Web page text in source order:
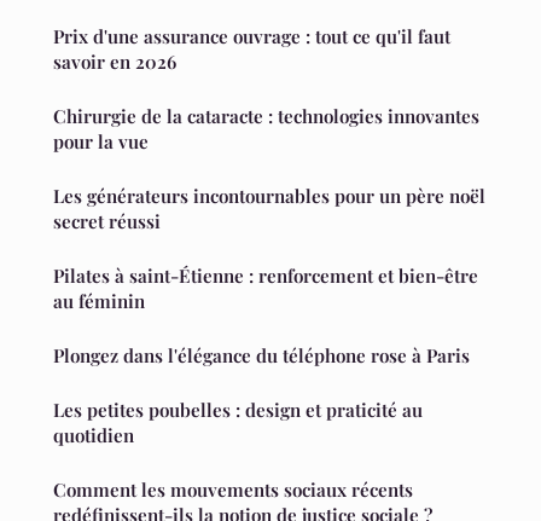
Prix d'une assurance ouvrage : tout ce qu'il faut
savoir en 2026
Chirurgie de la cataracte : technologies innovantes
pour la vue
Les générateurs incontournables pour un père noël
secret réussi
Pilates à saint-Étienne : renforcement et bien-être
au féminin
Plongez dans l'élégance du téléphone rose à Paris
Les petites poubelles : design et praticité au
quotidien
Comment les mouvements sociaux récents
redéfinissent-ils la notion de justice sociale ?